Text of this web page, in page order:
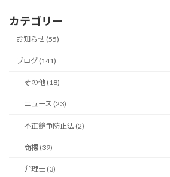
カ
イ
カテゴリー
お知らせ (55)
ブログ (141)
その他 (18)
ニュース (23)
不正競争防止法 (2)
商標 (39)
弁理士 (3)